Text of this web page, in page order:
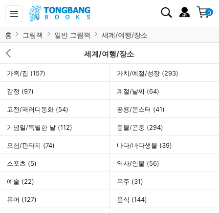
0
홈 그림책 일반 그림책 세계/여행/장소
세계/여행/장소
가족/집 (157) 가치/예절/성장 (293)
감정 (97) 계절/날씨 (64)
고전/패러디동화 (54) 공룡/몬스터 (41)
기념일/특별한 날 (112) 동물/곤충 (294)
모험/판타지 (74) 바다/바다생물 (39)
스포츠 (5) 역사/인물 (56)
예술 (22) 우주 (31)
유머 (127) 음식 (144)